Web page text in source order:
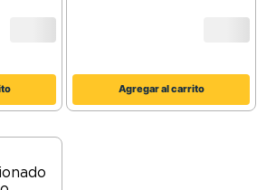
Agregar al carrito